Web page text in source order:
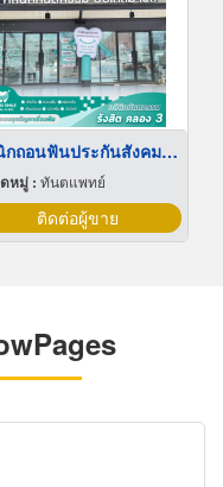
คลินิกถอนฟันประกันสังคม ธัญบุรี
หมู่ : ทันตแพทย์
ติดต่อผู้ขาย